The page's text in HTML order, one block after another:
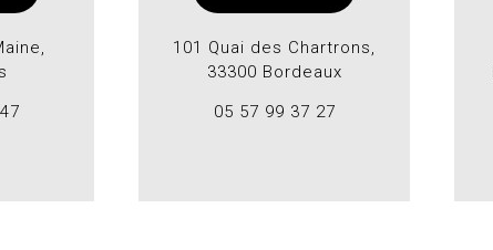
101 Quai des Chartrons,
33300 Bordeaux
05 57 99 37 27